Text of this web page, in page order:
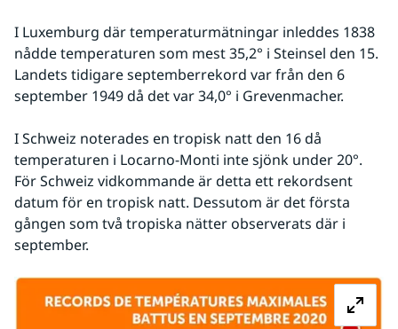
I Luxemburg där temperaturmätningar inleddes 1838
nådde temperaturen som mest 35,2° i Steinsel den 15.
Landets tidigare septemberrekord var från den 6
september 1949 då det var 34,0° i Grevenmacher.
I Schweiz noterades en tropisk natt den 16 då
temperaturen i Locarno-Monti inte sjönk under 20°.
För Schweiz vidkommande är detta ett rekordsent
datum för en tropisk natt. Dessutom är det första
gången som två tropiska nätter observerats där i
september.